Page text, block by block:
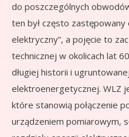
do poszczególnych
ten był często zastępowany
elektryczny”, a pojęcie to
technicznej w okolicach lat
długiej historii i
elektroenergetycznej. WLZ
które stanowią połączenie
urządzeniem pomiarowym,